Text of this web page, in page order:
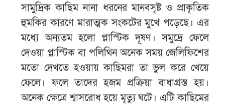
সামুদ্রিক কাছিম নানা ধরনের মানবসৃষ্ট ও প্রাকৃতিক
হুমকির কারণে মারাত্মক সংকটের মুখে পড়েছে। এর
মধ্যে অন্যতম হলো প্লাস্টিক দূষণ। সমুদ্রে ফেলে
দেওয়া প্লাস্টিক বা পলিথিন অনেক সময় জেলিফিশের
মতো দেখতে হওয়ায় কাছিমরা তা ভুল করে খেয়ে
ফেলে। ফলে তাদের হজম প্রক্রিয়া বাধাগ্রস্ত হয়।
অনেক ক্ষেত্রে শ্বাসরোধ হয়ে মৃত্যু ঘটে। এটি কাছিমের